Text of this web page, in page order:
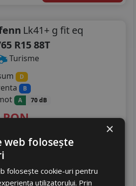
Lk41+ g fit eq
R15 88T
Turisme
D
B
A 70 dB
RON
In stoc - peste 12 buc
Stoc magazin
4
×
web folosește
folosește cookie-uri pentru
utilizatorului. Prin